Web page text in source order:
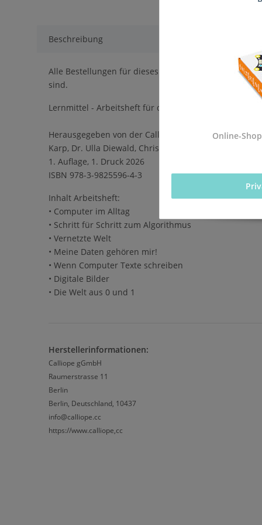
Beschreibung
Alle Bestellungen für dieses Produkt werden direkt
sind.
Lernmittel - Arbeitsheft für die Einführung des
Herausgegeben von der Calliope gGmbH in
Karp, Dr. Ulla Diewald, Christian Heinz, Oliver
1. Auflage, 1. Druck 2026
ISBN 978-3-9825596-4-3
Inhalt Arbeitsheft:
• Computer im Alltag
• Schritt für Schritt zum Algorithmus
• Vernetzte Welt
• Meine Daten gehören mir!
• Wenn Computer Texte schreiben
• Digitale Bilder
• Die Welt aus 0 und 1
Herstellerinformationen:
Calliope gGmbH
Raumerstrasse 11
Berlin
Berlin, Deutschland, 10437
info@calliope.cc
https://www.calliope,cc
Online-